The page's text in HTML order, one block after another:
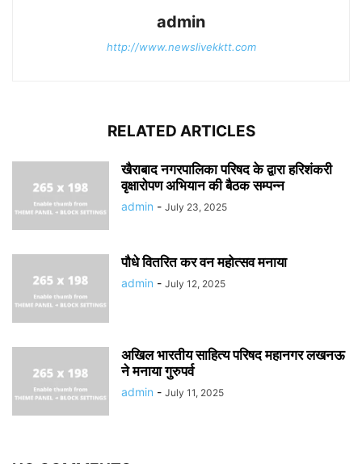
admin
http://www.newslivekktt.com
RELATED ARTICLES
खैराबाद नगरपालिका परिषद के द्वारा हरिशंकरी
वृक्षारोपण अभियान की बैठक सम्पन्न
admin - July 23, 2025
पौधे वितरित कर वन महोत्सव मनाया
admin - July 12, 2025
अखिल भारतीय साहित्य परिषद महानगर लखनऊ
ने मनाया गुरुपर्व
admin - July 11, 2025